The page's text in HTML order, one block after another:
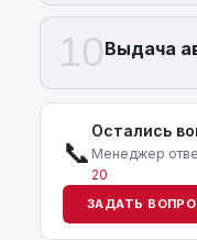
10Выдача
📞
Остались
Менеджер
20
ЗАДАТЬ